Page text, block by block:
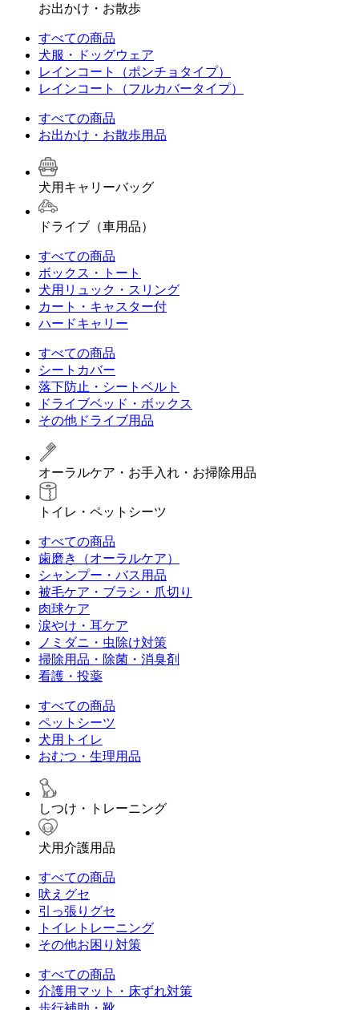
お出かけ・お散歩
すべての商品
犬服・ドッグウェア
レインコート（ポンチョタイプ）
レインコート（フルカバータイプ）
すべての商品
お出かけ・お散歩用品
犬用キャリーバッグ
ドライブ（車用品）
すべての商品
ボックス・トート
犬用リュック・スリング
カート・キャスター付
ハードキャリー
すべての商品
シートカバー
落下防止・シートベルト
ドライブベッド・ボックス
その他ドライブ用品
オーラルケア・お手入れ・お掃除用品
トイレ・ペットシーツ
すべての商品
歯磨き（オーラルケア）
シャンプー・バス用品
被毛ケア・ブラシ・爪切り
肉球ケア
涙やけ・耳ケア
ノミダニ・虫除け対策
掃除用品・除菌・消臭剤
看護・投薬
すべての商品
ペットシーツ
犬用トイレ
おむつ・生理用品
しつけ・トレーニング
犬用介護用品
すべての商品
吠えグセ
引っ張りグセ
トイレトレーニング
その他お困り対策
すべての商品
介護用マット・床ずれ対策